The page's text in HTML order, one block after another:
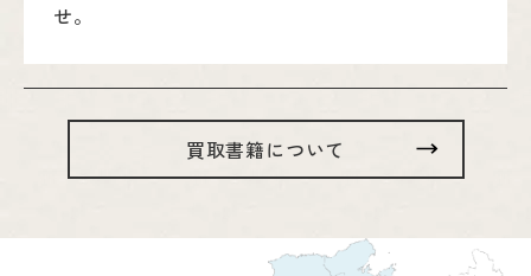
せ。
買取書籍について